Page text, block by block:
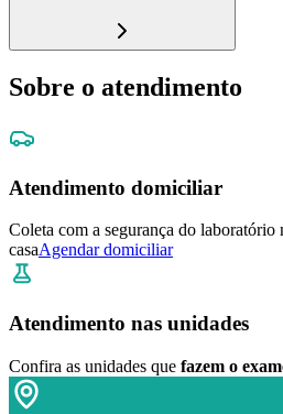
Sobre o atendimento
Atendimento domiciliar
Coleta com a segurança do laboratório
casaAgendar domiciliar
Atendimento nas unidades
Confira as unidades que fazem o